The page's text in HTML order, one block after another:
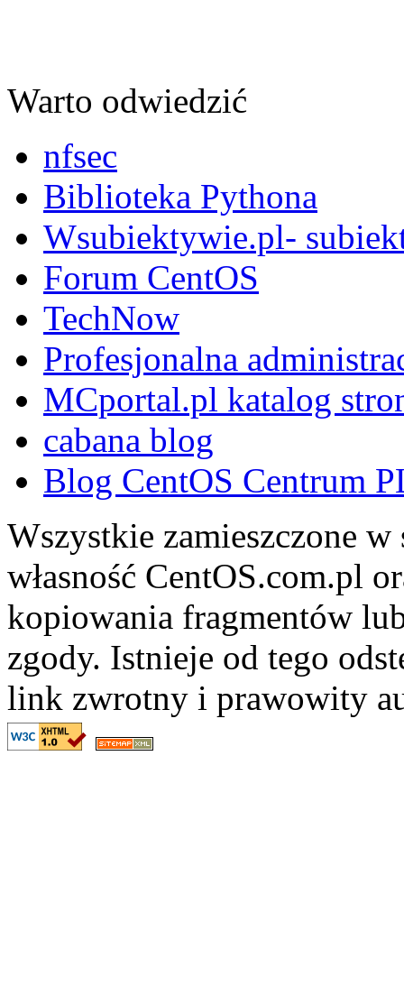
Warto odwiedzić
nfsec
Biblioteka Pythona
Wsubiektywie.pl-
Forum CentOS
TechNow
Profesjonalna
MCportal.pl katalog
cabana blog
Blog CentOS Centrum
Wszystkie zamieszczone
własność CentOS.com.pl
kopiowania fragmentów
zgody. Istnieje od tego
link zwrotny i prawowity